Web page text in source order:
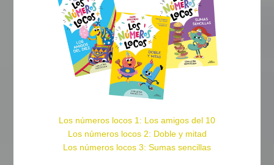
Los números locos 1: Los amigos del 10
Los números locos 2: Doble y mitad
Los números locos 3: Sumas sencillas